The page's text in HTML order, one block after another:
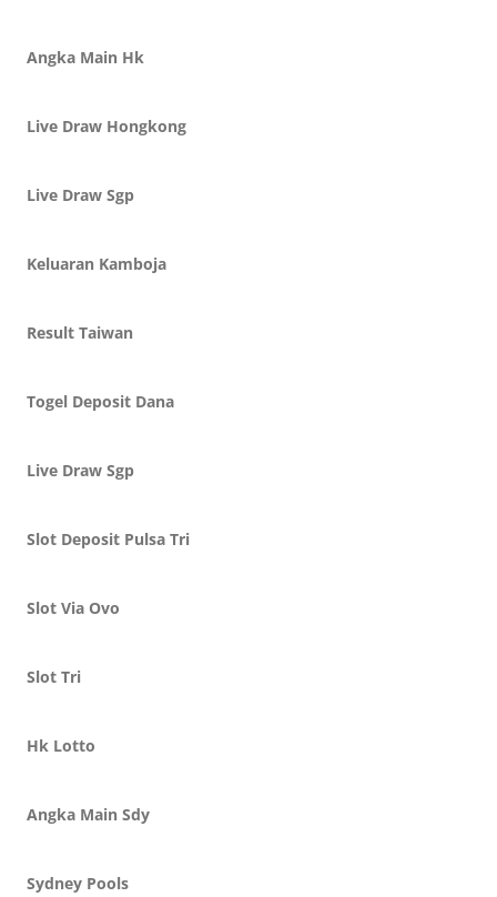
Angka Main Hk
Live Draw Hongkong
Live Draw Sgp
Keluaran Kamboja
Result Taiwan
Togel Deposit Dana
Live Draw Sgp
Slot Deposit Pulsa Tri
Slot Via Ovo
Slot Tri
Hk Lotto
Angka Main Sdy
Sydney Pools